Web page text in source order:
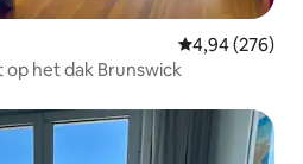
Gemiddelde
4,94 (276)
het dak Brunswick